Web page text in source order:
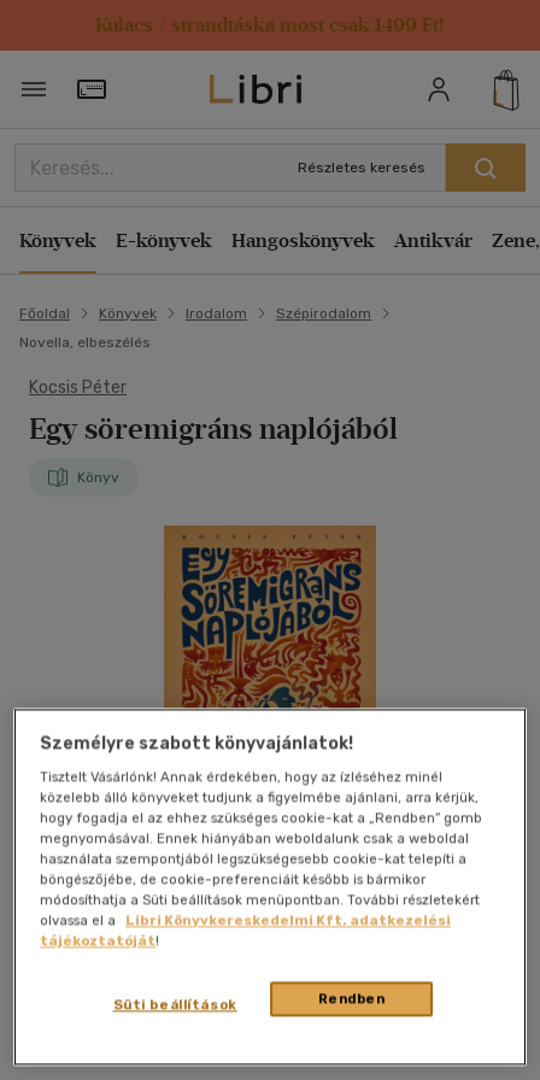
Kulacs / strandtáska most csak 1499 Ft!
Törzsvásárlói Kártya adatai
Részletes keresés
Könyvek E-könyvek Hangoskönyvek Antikvár
Főoldal Könyvek Irodalom
Szépirodalom
Novella, elbeszélés
Kocsis Péter
Egy söremigráns naplójából
Könyv
Kívánságlistához adom
Személyre szabott könyvajánlatok!
Tisztelt Vásárlónk! Annak érdekében, hogy az ízléséhez minél
közelebb álló könyveket tudjunk a figyelmébe ajánlani, arra kérjük,
hogy fogadja el az ehhez szükséges cookie-kat a „Rendben” gomb
megnyomásával. Ennek hiányában weboldalunk csak a weboldal
használata szempontjából legszükségesebb cookie-kat telepíti a
böngészőjébe, de cookie-preferenciáit később is bármikor
módosíthatja a Süti beállítások menüpontban. További részletekért
olvassa el a
Libri Könyvkereskedelmi Kft. adatkezelési
tájékoztatóját!
Rendben
Süti beállítások